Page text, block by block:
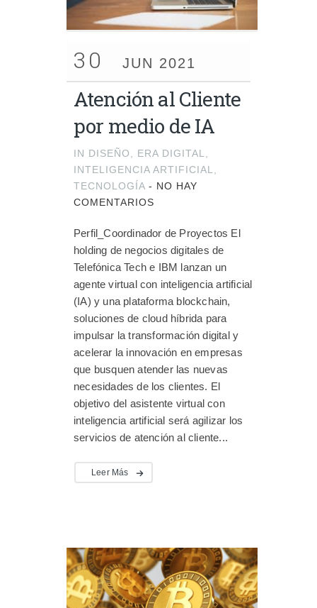
30 JUN 2021
Atención al Cliente
por medio de IA
IN DISEÑO ERA DIGITAL
INTELIGENCIA ARTIFICIAL
TECNOLOGÍA - NO HAY
COMENTARIOS
Perfil_Coordinador de Proyectos El
holding de negocios digitales de
Telefónica Tech e IBM lanzan un
agente virtual con inteligencia artificial
(IA) y una plataforma blockchain,
soluciones de cloud híbrida para
impulsar la transformación digital y
acelerar la innovación en empresas
que busquen atender las nuevas
necesidades de los clientes. El
objetivo del asistente virtual con
inteligencia artificial será agilizar los
servicios de atención al cliente...
Leer Más